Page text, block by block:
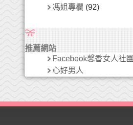
馮姐專欄 (92)
推薦網站
Facebook馨香女人社團
心好男人